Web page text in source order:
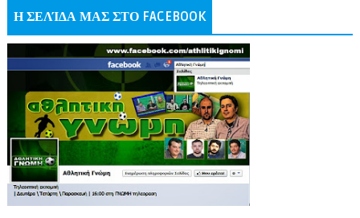
Η ΣΕΛΊΔΑ ΜΑΣ ΣΤΟ FACEBOOK